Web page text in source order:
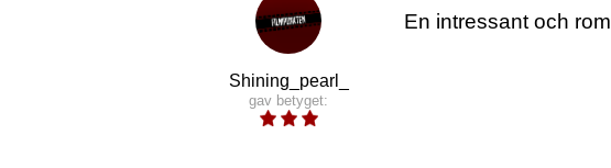
Shining_pearl_
gav betyget:
En intressant och